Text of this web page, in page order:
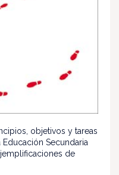
objetivos y tareas
Secundaria
de